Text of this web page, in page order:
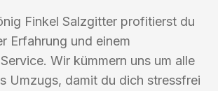
Finkel Salzgitter profitierst du
Erfahrung und einem
Wir kümmern uns um alle
Umzugs, damit du dich stressfrei